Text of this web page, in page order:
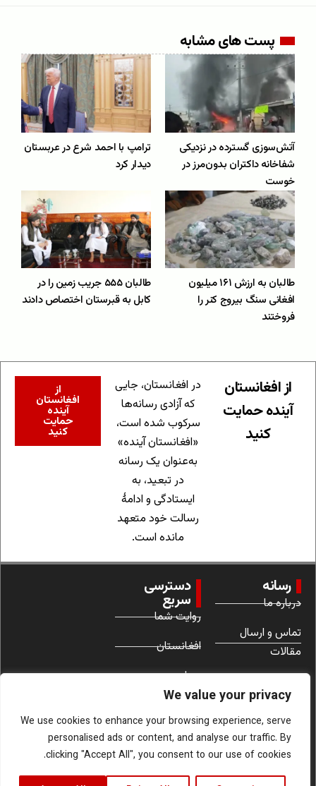
We value your privacy
We use cookies to enhance your browsing experience, serve
personalised ads or content, and analyse our traffic. By
clicking "Accept All", you consent to our use of cookies.
پست های مشابه
آتش‌سوزی گسترده در نزدیکی
شفاخانه داکتران بدون‌مرز در
خوست
ترامپ با احمد شرع در عربستان
دیدار کرد
طالبان به ارزش ۱۶۱ میلیون
افغانی سنگ‌ بیروج کنر را
فروختند
طالبان ۵۵۵ جریب زمین را در
کابل به قبرستان اختصاص دادند
از افغانستان
آینده حمایت
کنید
در افغانستان، جایی
که آزادی رسانه‌ها
سرکوب شده است،
«افغانستان آینده»
به‌عنوان یک رسانه
در تبعید، به
ایستادگی و ادامهٔ
رسالت خود متعهد
مانده است.
از
افغانستان
آینده
حمایت
کنید
رسانه
درباره ما
تماس و ارسال
مقالات
دسترسی
سریع
روایت شما
افغانستان
جهان